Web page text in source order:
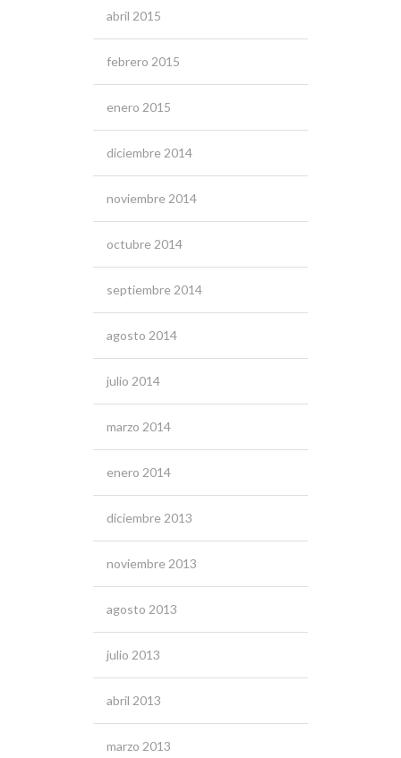
abril 2015
febrero 2015
enero 2015
diciembre 2014
noviembre 2014
octubre 2014
septiembre 2014
agosto 2014
julio 2014
marzo 2014
enero 2014
diciembre 2013
noviembre 2013
agosto 2013
julio 2013
abril 2013
marzo 2013